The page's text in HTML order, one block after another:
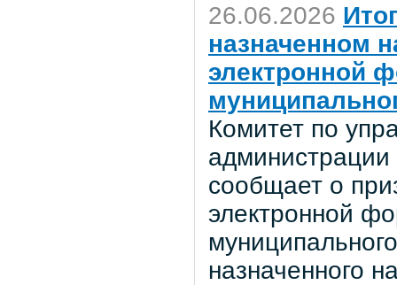
26.06.2026
назначенном
электронной
Комитет по
администрации
сообщает о
электронной
назначенного